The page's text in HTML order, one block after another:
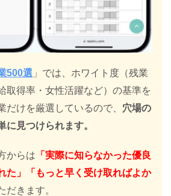
500選 」では、ホワイト度（残業
取得率・女性活躍など）の基準を
だけを厳選しているので、 穴場の
に見つけられます。
からは 「実際に知らなかった優良
た」「もっと早く受け取ればよか
だきます。